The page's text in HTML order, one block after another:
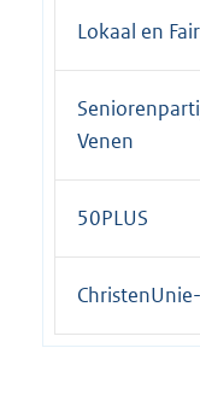
Lokaal en Fair
Venen
50PLUS